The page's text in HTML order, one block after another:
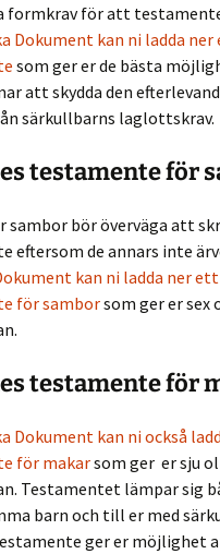
formkrav för att
Dokument kan ni ladda
som ger er de bästa
att skydda den
särkullbarns laglottskrav.
testamente för
sambor bör överväga att
eftersom de annars inte
kan ni ladda ner
för samborsom ger er
testamente för
Dokument kan ni också
för makarsom ger er sju
Testamentet lämpar sig
barn och till er med
ger er möjlighet